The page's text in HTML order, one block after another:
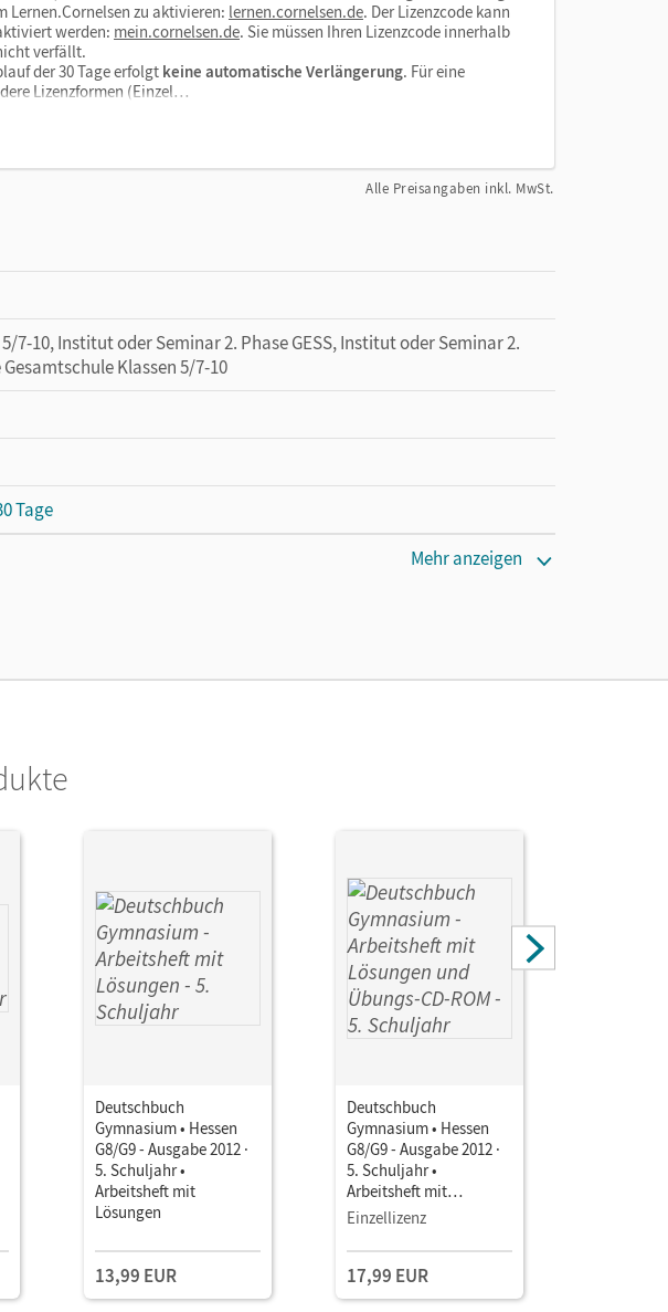
Lernen.Cornelsen zu aktivieren: lernen.cornelsen.de. Der Lizenzcode kann
werden: mein.cornelsen.de. Sie müssen Ihren Lizenzcode innerhalb
verfällt.
der 30 Tage erfolgt keine automatische Verlängerung. Für eine
Lizenzformen (Einzel…
Alle Preisangaben inkl. MwSt.
7-10, Institut oder Seminar 2. Phase GESS, Institut oder Seminar 2.
Klassen 5/7-10
Tage
Mehr anzeigen
Deutschbuch
Gymnasium • Hessen
G8/G9 - Ausgabe 2012 ·
5. Schuljahr •
Arbeitsheft mit
Lösungen
13,99 EUR
Deutschbuch
Gymnasium • Hessen
G8/G9 - Ausgabe 2012 ·
5. Schuljahr •
Arbeitsheft mit
Lösungen und Übungs-
Einzellizenz
17,99 EUR